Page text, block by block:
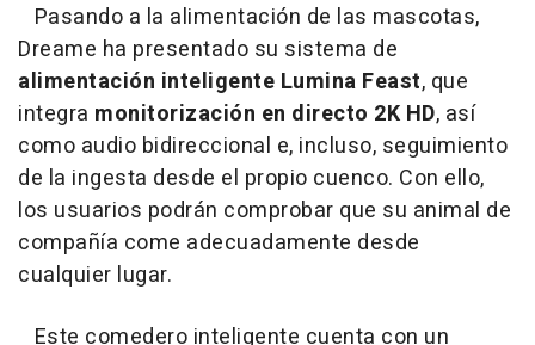
Pasando a la alimentación de las mascotas,
Dreame ha presentado su sistema de
alimentación inteligente Lumina Feast, que
integra monitorización en directo 2K HD, así
como audio bidireccional e, incluso, seguimiento
de la ingesta desde el propio cuenco. Con ello,
los usuarios podrán comprobar que su animal de
compañía come adecuadamente desde
cualquier lugar.
Este comedero inteligente cuenta con un